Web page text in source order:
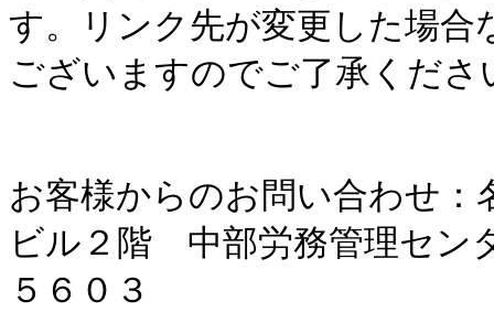
す。リンク先が変更した場
ございますのでご了承くださ
お客様からのお問い合わせ：
ビル２階 中部労務管理セン
５６０３